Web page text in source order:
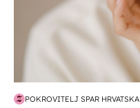
POKROVITELJ SPAR HRVATSKA